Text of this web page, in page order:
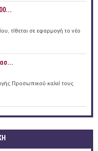
τίθεται σε εφαρμογή το νέο
Προσωπικού καλεί τους